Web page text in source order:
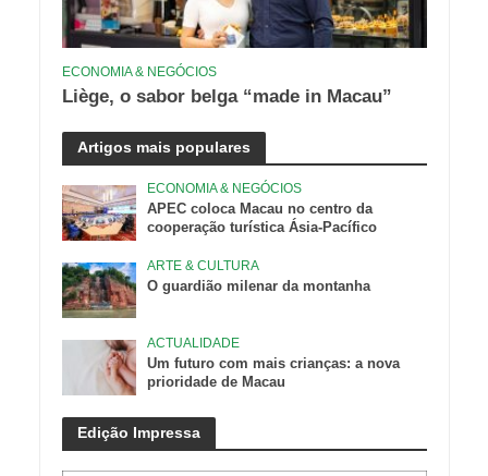
ECONOMIA & NEGÓCIOS
Liège, o sabor belga “made in Macau”
Artigos mais populares
ECONOMIA & NEGÓCIOS
APEC coloca Macau no centro da
cooperação turística Ásia-Pacífico
ARTE & CULTURA
O guardião milenar da montanha
ACTUALIDADE
Um futuro com mais crianças: a nova
prioridade de Macau
Edição Impressa